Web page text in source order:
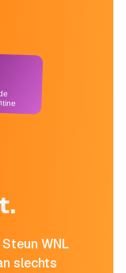
WNL
slechts